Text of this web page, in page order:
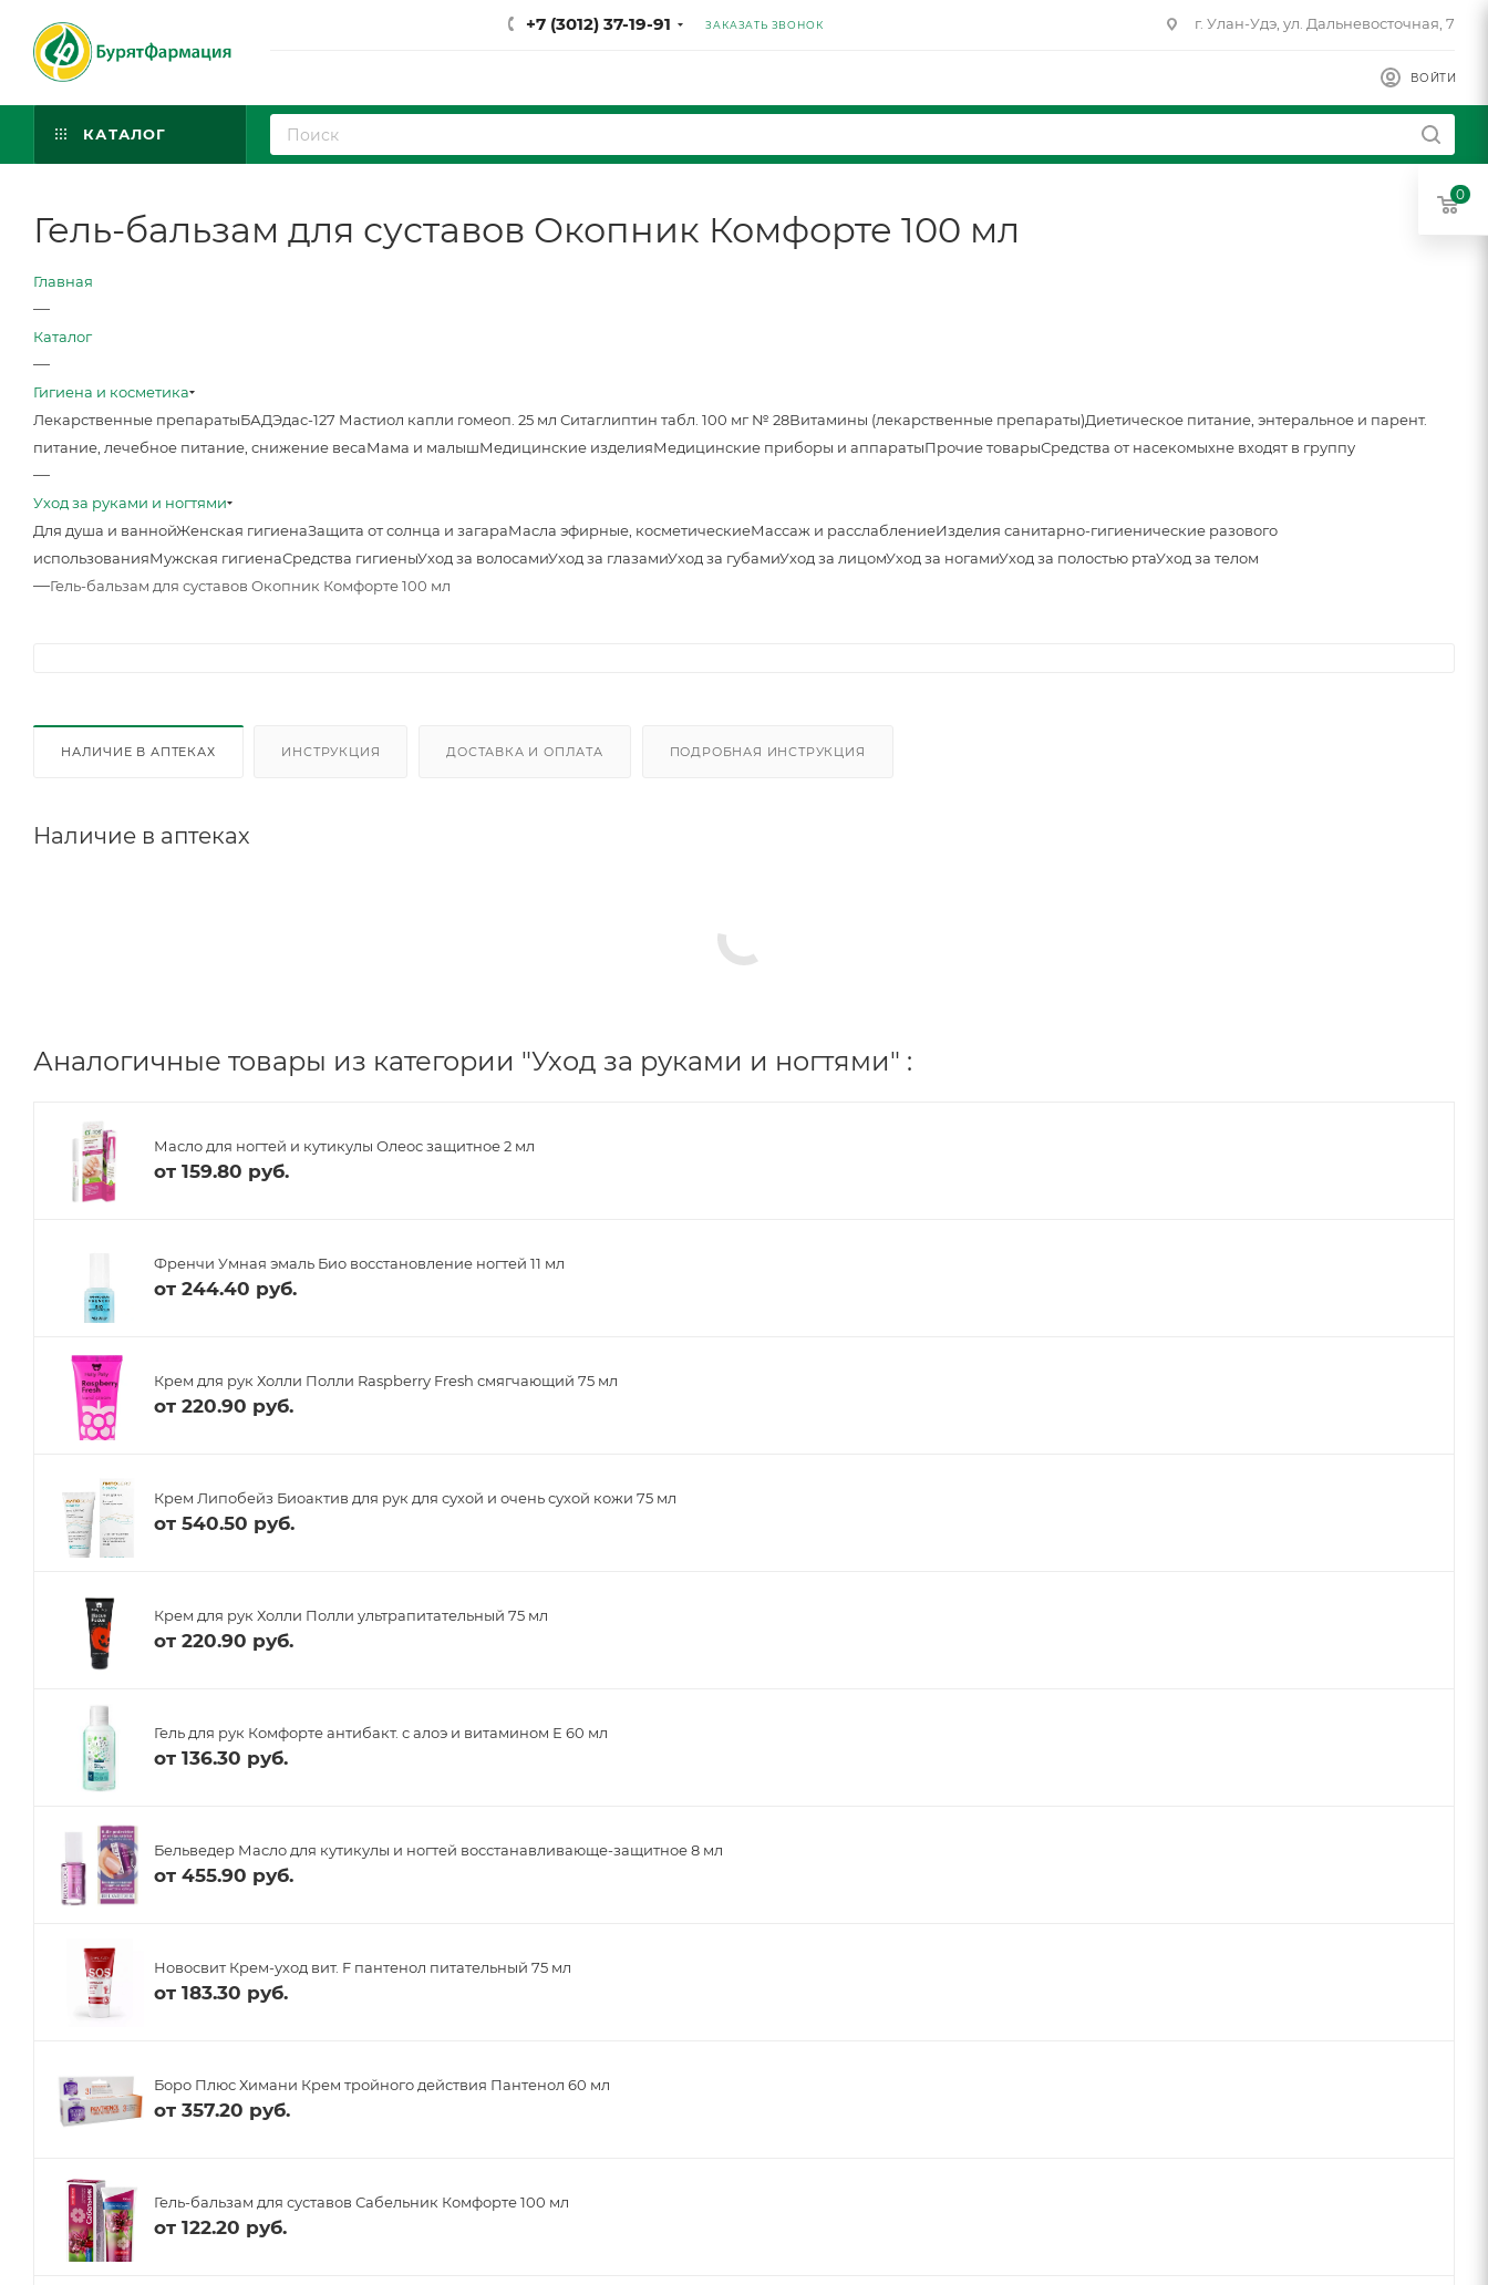
+7 (3012) 37-19-91 ЗАКАЗАТЬ ЗВОНОК г. Улан-Удэ, ул. Дальневосточная, 7
ВОЙТИ
КАТАЛОГ
Гель-бальзам для суставов Окопник Комфорте 100 мл
Главная
—
Каталог
—
Гигиена и косметика
Лекарственные препаратыБАДЭдас-127 Мастиол капли гомеоп. 25 мл Ситаглиптин табл. 100 мг № 28Витамины (лекарственные препараты)Диетическое питание, энтеральное и парент.
питание, лечебное питание, снижение весаМама и малышМедицинские изделияМедицинские приборы и аппаратыПрочие товарыСредства от насекомыхне входят в группу
—
Уход за руками и ногтями
Для душа и ваннойЖенская гигиенаЗащита от солнца и загараМасла эфирные, косметическиеМассаж и расслаблениеИзделия санитарно-гигиенические разового
использованияМужская гигиенаСредства гигиеныУход за волосамиУход за глазамиУход за губамиУход за лицомУход за ногамиУход за полостью ртаУход за телом
—Гель-бальзам для суставов Окопник Комфорте 100 мл
НАЛИЧИЕ В АПТЕКАХ ИНСТРУКЦИЯ ДОСТАВКА И ОПЛАТА ПОДРОБНАЯ ИНСТРУКЦИЯ
Наличие в аптеках
Аналогичные товары из категории "Уход за руками и ногтями" :
Масло для ногтей и кутикулы Олеос защитное 2 мл
от 159.80 руб.
Френчи Умная эмаль Био восстановление ногтей 11 мл
от 244.40 руб.
Крем для рук Холли Полли Raspberry Fresh смягчающий 75 мл
от 220.90 руб.
Крем Липобейз Биоактив для рук для сухой и очень сухой кожи 75 мл
от 540.50 руб.
Крем для рук Холли Полли ультрапитательный 75 мл
от 220.90 руб.
Гель для рук Комфорте антибакт. с алоэ и витамином Е 60 мл
от 136.30 руб.
Бельведер Масло для кутикулы и ногтей восстанавливающе-защитное 8 мл
от 455.90 руб.
Новосвит Крем-уход вит. F пантенол питательный 75 мл
от 183.30 руб.
Боро Плюс Химани Крем тройного действия Пантенол 60 мл
от 357.20 руб.
Гель-бальзам для суставов Сабельник Комфорте 100 мл
от 122.20 руб.
0